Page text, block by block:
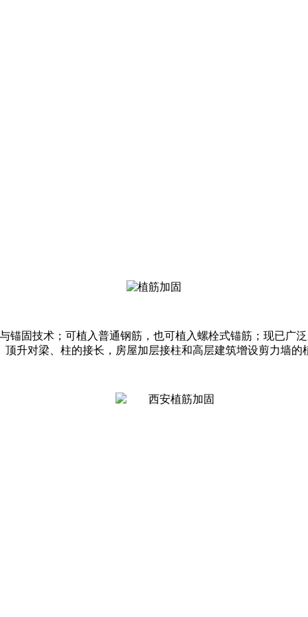
锚固技术；可植入普通钢筋，也可植入螺栓式锚筋；现已广
升对梁、柱的接长，房屋加层接柱和高层建筑增设剪力墙